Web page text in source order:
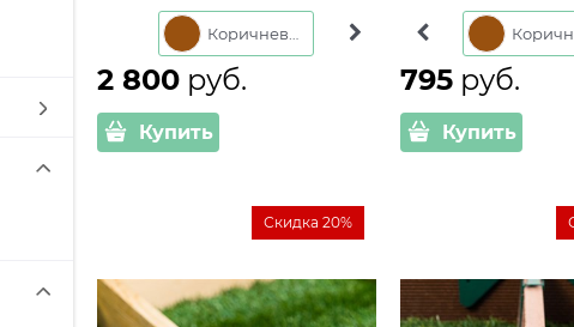
Серый
2 800 руб.
Купить
Зелёный
795 руб.
Купить
Скидка 20%